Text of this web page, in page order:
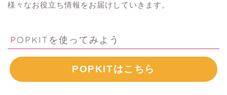
様々なお役立ち情報をお届けしていきます。
POPKITを使ってみよう
POPKITはこちら